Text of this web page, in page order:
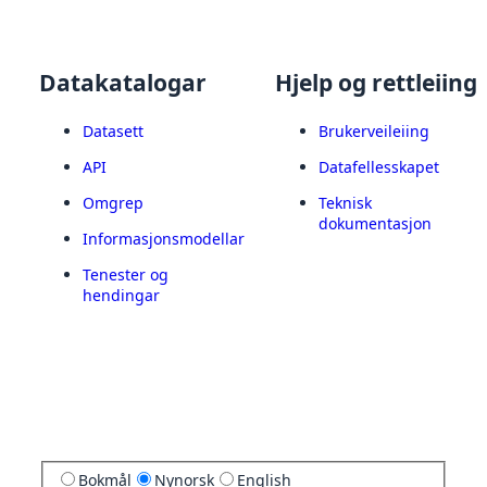
Datakatalogar
Datasett
API
Omgrep
Informasjonsmodellar
Tenester og
hendingar
Hjelp og rettleiing
Brukerveileiing
Datafellesskapet
Teknisk
dokumentasjon
Bokmål Nynorsk English